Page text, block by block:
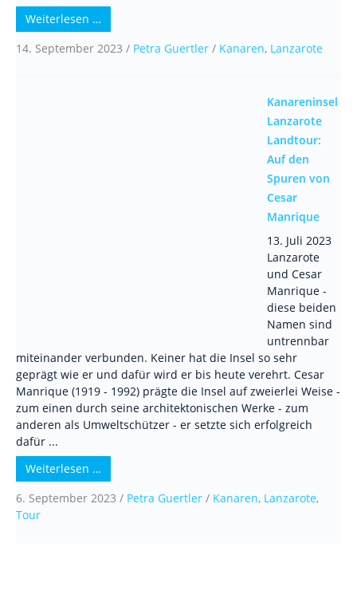
Weiterlesen …
14. September 2023 / Petra Guertler / Kanaren, Lanzarote
Kanareninsel
Lanzarote
Landtour:
Auf den
Spuren von
Cesar
Manrique
13. Juli 2023
Lanzarote
und Cesar
Manrique -
diese beiden
Namen sind
untrennbar
miteinander verbunden. Keiner hat die Insel so sehr
geprägt wie er und dafür wird er bis heute verehrt. Cesar
Manrique (1919 - 1992) prägte die Insel auf zweierlei Weise -
zum einen durch seine architektonischen Werke - zum
anderen als Umweltschützer - er setzte sich erfolgreich
dafür ...
Weiterlesen …
6. September 2023 / Petra Guertler / Kanaren, Lanzarote,
Tour